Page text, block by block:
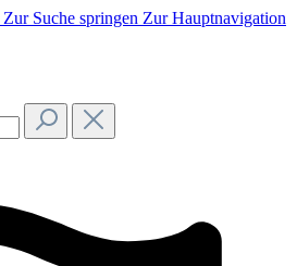
Zur Suche springen Zur Hauptnavigation